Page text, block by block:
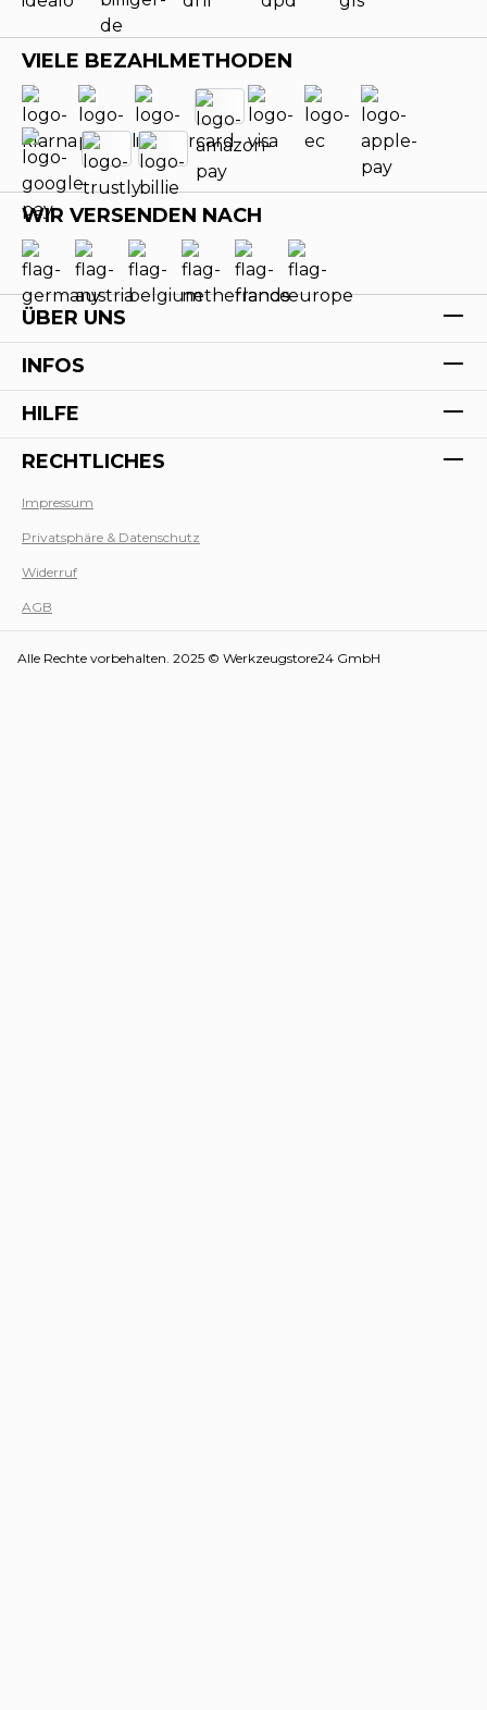
VIELE BEZAHLMETHODEN
WIR VERSENDEN NACH
ÜBER UNS
INFOS
HILFE
RECHTLICHES
Impressum
Privatsphäre & Datenschutz
Widerruf
AGB
Alle Rechte vorbehalten. 2025 © Werkzeugstore24 GmbH